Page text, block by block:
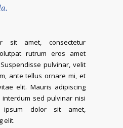
sit amet, consectetur
rutrum eros amet
pulvinar, velit
ante tellus ornare mi, et
elit. Mauris adipiscing
sed pulvinar nisi
ipsum dolor sit amet,
elit.